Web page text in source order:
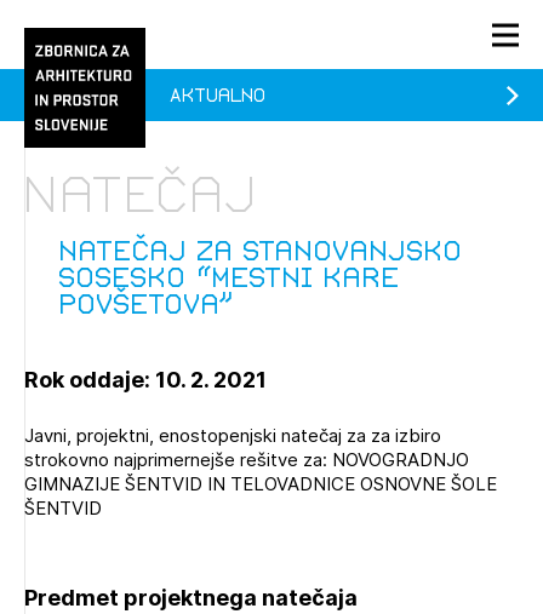
PRIJAVA
Aktualno
Članstvo
O ZAPS
1/1
Pozdravljeni
natečaj za stanovanjsko
sosesko “mestni kare
povšetova”
Natečaj
Aktualno
Rok oddaje: 10. 2. 2021
Javni, projektni, enostopenjski natečaj za za izbiro
strokovno najprimernejše rešitve za: NOVOGRADNJO
GIMNAZIJE ŠENTVID IN TELOVADNICE OSNOVNE ŠOLE
ŠENTVID
Predmet projektnega natečaja
1/1
prijava
PRIJAVITE SE
1/2
Prijava na novičnik
Novičnike vam bomo pošiljali na vaš elektronski naslov.
Mesečni novičnik
Novičnik izobraževanj
Tedenski novičnik javnih naročil